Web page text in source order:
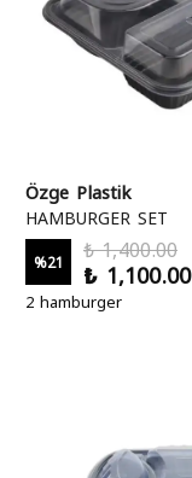
Özge Plastik
HAMBURGER SET
%21
₺ 1,400.00
₺ 1,100.00
2 hamburger